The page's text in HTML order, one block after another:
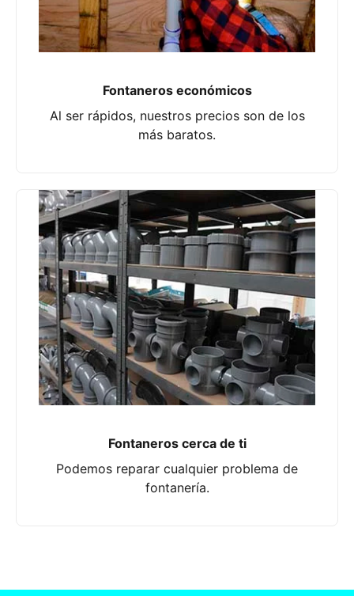
Fontaneros económicos
Al ser rápidos, nuestros precios son de los
más baratos.
Fontaneros cerca de ti
Podemos reparar cualquier problema de
fontanería.